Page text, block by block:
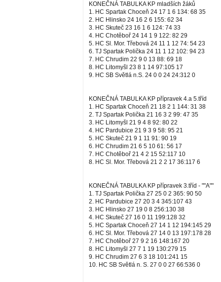
KONEČNÁ TABULKA KP mladších žáků
1. HC Spartak Choceň 24 17 1 6 134: 68 35
2. HC Hlinsko 24 16 2 6 155: 62 34
3. HC Skuteč 23 16 1 6 124: 74 33
4. HC Chotěboř 24 14 1 9 122: 82 29
5. HC Sl. Mor. Třebová 24 11 1 12 74: 54 23
6. TJ Spartak Polička 24 11 1 12 102: 94 23
7. HC Chrudim 22 9 0 13 88: 69 18
8. HC Litomyšl 23 8 1 14 97:105 17
9. HC SB Světlá n.S. 24 0 0 24 24:312 0
KONEČNÁ TABULKA KP přípravek 4.a 5.tříd
1. HC Spartak Choceň 21 18 2 1 144: 31 38
2. TJ Spartak Polička 21 16 3 2 99: 47 35
3. HC Litomyšl 21 9 4 8 92: 80 22
4. HC Pardubice 21 9 3 9 58: 95 21
5. HC Skuteč 21 9 1 11 91: 90 19
6. HC Chrudim 21 6 5 10 61: 56 17
7. HC Chotěboř 21 4 2 15 52:117 10
8. HC Sl. Mor. Třebová 21 2 2 17 36:117 6
KONEČNÁ TABULKA KP přípravek 3.tříd - ""A""
1. TJ Spartak Polička 27 25 0 2 365: 90 50
2. HC Pardubice 27 20 3 4 345:107 43
3. HC Hlinsko 27 19 0 8 256:130 38
4. HC Skuteč 27 16 0 11 199:128 32
5. HC Spartak Choceň 27 14 1 12 194:145 29
6. HC Sl. Mor. Třebová 27 14 0 13 197:178 28
7. HC Chotěboř 27 9 2 16 148:167 20
8. HC Litomyšl 27 7 1 19 130:279 15
9. HC Chrudim 27 6 3 18 101:241 15
10. HC SB Světlá n. S. 27 0 0 27 66:536 0